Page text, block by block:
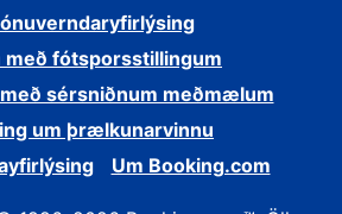
með fótsporsstillingum
sérsniðnum meðmælum
um þrælkunarvinnu
Um Booking.com